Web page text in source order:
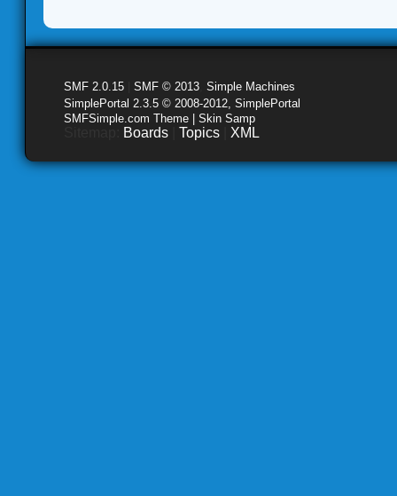
SMF 2.0.15 SMF © 2013 Simple Machines
SimplePortal 2.3.5 © 2008-2012, SimplePortal
SMFSimple.com Theme | Skin Samp
Boards Topics XML